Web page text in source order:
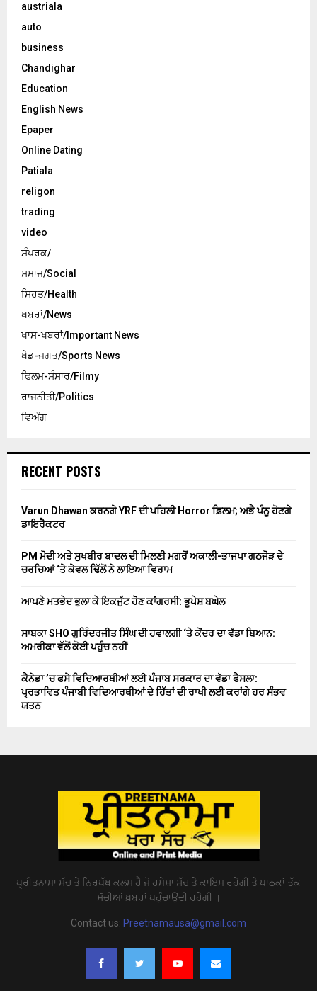
austriala
auto
business
Chandighar
Education
English News
Epaper
Online Dating
Patiala
religon
trading
video
ਸੰਪਰਕ/
ਸਮਾਜ/Social
ਸਿਹਤ/Health
ਖਬਰਾਂ/News
ਖਾਸ-ਖਬਰਾਂ/Important News
ਖੇਡ-ਜਗਤ/Sports News
ਫਿਲਮ-ਸੰਸਾਰ/Filmy
ਰਾਜਨੀਤੀ/Politics
ਵਿਅੰਗ
RECENT POSTS
Varun Dhawan ਕਰਨਗੇ YRF ਦੀ ਪਹਿਲੀ Horror ਫ਼ਿਲਮ; ਅਭੈ ਪੰਨੂ ਹੋਣਗੇ
ਡਾਇਰੈਕਟਰ
PM ਮੋਦੀ ਅਤੇ ਸੁਖਬੀਰ ਬਾਦਲ ਦੀ ਮਿਲਣੀ ਮਗਰੋਂ ਅਕਾਲੀ-ਭਾਜਪਾ ਗਠਜੋੜ ਦੇ
ਚਰਚਿਆਂ ‘ਤੇ ਕੇਵਲ ਢਿੱਲੋਂ ਨੇ ਲਾਇਆ ਵਿਰਾਮ
ਆਪਣੇ ਮਤਭੇਦ ਭੁਲਾ ਕੇ ਇਕਜੁੱਟ ਹੋਣ ਕਾਂਗਰਸੀ: ਭੂਪੇਸ਼ ਬਘੇਲ
ਸਾਬਕਾ SHO ਗੁਰਿੰਦਰਜੀਤ ਸਿੰਘ ਦੀ ਹਵਾਲਗੀ ‘ਤੇ ਕੇਂਦਰ ਦਾ ਵੱਡਾ ਬਿਆਨ:
ਅਮਰੀਕਾ ਵੱਲੋਂ ਕੋਈ ਪਹੁੰਚ ਨਹੀਂ
ਕੈਨੇਡਾ ’ਚ ਫਸੇ ਵਿਦਿਆਰਥੀਆਂ ਲਈ ਪੰਜਾਬ ਸਰਕਾਰ ਦਾ ਵੱਡਾ ਫੈਸਲਾ:
ਪ੍ਰਭਾਵਿਤ ਪੰਜਾਬੀ ਵਿਦਿਆਰਥੀਆਂ ਦੇ ਹਿੱਤਾਂ ਦੀ ਰਾਖੀ ਲਈ ਕਰਾਂਗੇ ਹਰ ਸੰਭਵ
ਯਤਨ
ਪ੍ਰੀਤਨਾਮਾ ਸੱਚ ਤੇ ਨਿਰਪੱਖ ਕਲਮ ਹੈ ਜੋ ਹਮੇਸ਼ਾ ਸੱਚ ਤੇ ਕਾਇਮ ਰਹੇਗੀ ਤੇ ਪਾਠਕਾਂ ਤੱਕ
ਸੱਚੀਆਂ ਖ਼ਬਰਾਂ ਪਹੁੰਚਾਉਂਦੀ ਰਹੇਗੀ ।
Contact us: Preetnamausa@gmail.com